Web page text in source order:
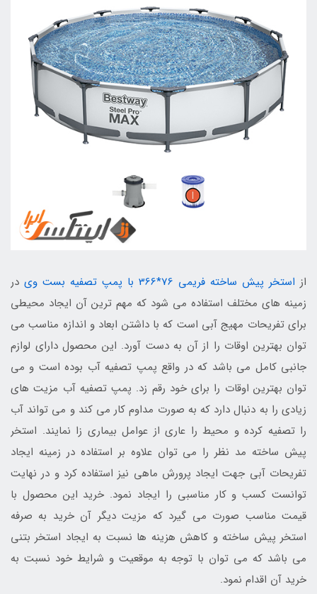
از استخر پیش ساخته فریمی 76*366 با پمپ تصفیه بست وی
در
زمینه های مختلف استفاده می شود که مهم ترین آن ایجاد محیطی
برای تفریحات مهیج آبی است که با داشتن ابعاد و اندازه مناسب می
توان بهترین اوقات را از آن به دست آورد. این محصول دارای لوازم
جانبی کامل می باشد که در واقع پمپ تصفیه آب بوده است و می
توان بهترین اوقات را برای خود رقم زد. پمپ تصفیه آب مزیت های
زیادی را به دنبال دارد که به صورت مداوم کار می کند و می تواند آب
را تصفیه کرده و محیط را عاری از عوامل بیماری زا نمایند. استخر
پیش ساخته مد نظر را می توان علاوه بر استفاده در زمینه ایجاد
تفریحات آبی جهت ایجاد پرورش ماهی نیز استفاده کرد و در نهایت
توانست کسب و کار مناسبی را ایجاد نمود. خرید این محصول با
قیمت مناسب صورت می گیرد که مزیت دیگر آن خرید به صرفه
استخر پیش ساخته و کاهش هزینه ها نسبت به ایجاد استخر بتنی
می باشد که می توان با توجه به موقعیت و شرایط خود نسبت به
خرید آن اقدام نمود.